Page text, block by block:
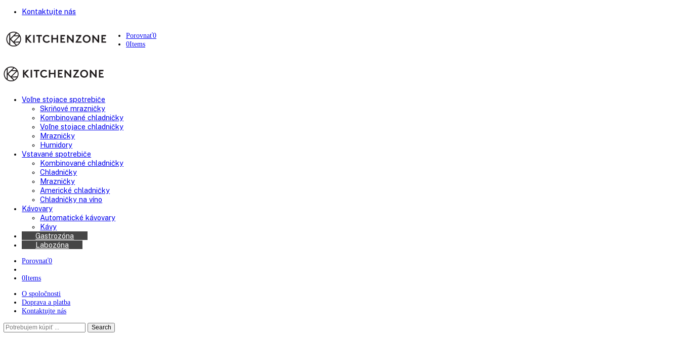
Kontaktujte nás
Porovnať
0Items
Voľne stojace spotrebiče
Skriňové mrazničky
Kombinované chladničky
Voľne stojace chladničky
Mrazničky
Humidory
Vstavané spotrebiče
Kombinované chladničky
Chladničky
Mrazničky
Americké chladničky
Chladničky na víno
Kávovary
Automatické kávovary
Kávy
Gastrozóna
Porovnať 0
0Items
O spoločnosti